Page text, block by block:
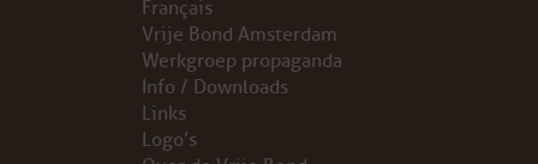
ANARCHISME – EEN INTRODUCTIE
OTTO SLAVEFORCE
JUMBO DISTRIBUTIECENTRA EN OTTO WORKFORCE
Français
Vrije Bond Amsterdam
Werkgroep propaganda
Info / Downloads
Links
Logo’s